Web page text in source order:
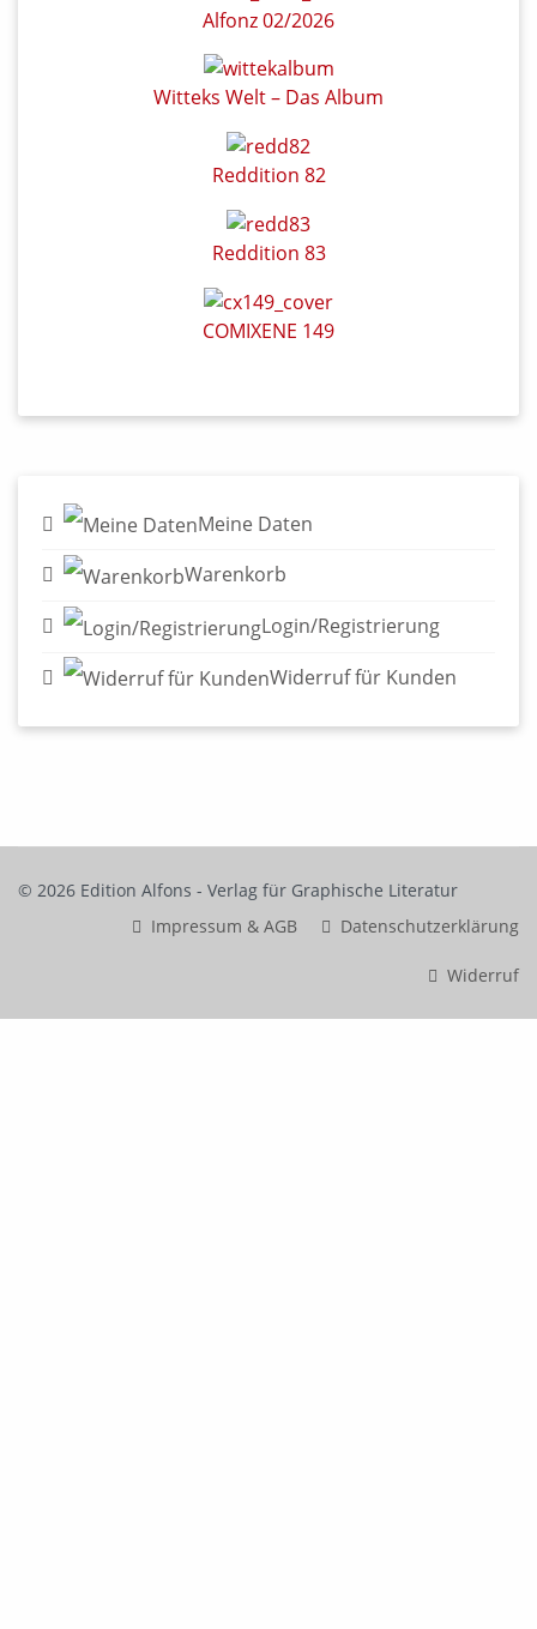
Alfonz 02/2026
Witteks Welt – Das Album
Reddition 82
Reddition 83
COMIXENE 149
Meine Daten
Warenkorb
Login/Registrierung
Widerruf für Kunden
© 2026 Edition Alfons - Verlag für Graphische Literatur
Impressum & AGB
Datenschutzerklärung
Widerruf